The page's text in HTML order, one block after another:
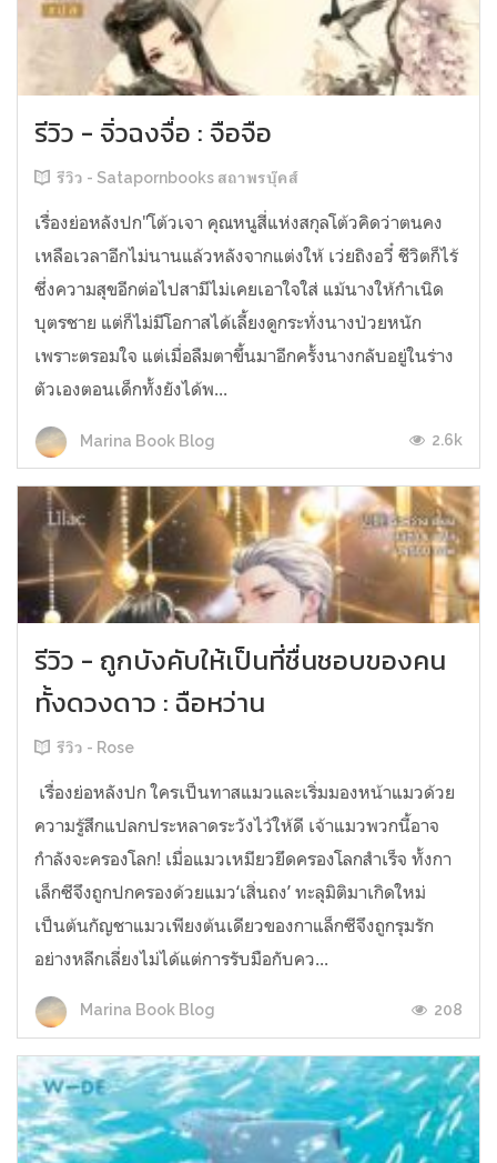
รีวิว - จิ่วฉงจื่อ : จือจือ
รีวิว - Satapornbooks สถาพรบุ๊คส์
เรื่องย่อหลังปก"โต้วเจา คุณหนูสี่แห่งสกุลโต้วคิดว่าตนคง
เหลือเวลาอีกไม่นานแล้วหลังจากแต่งให้ เว่ยถิงอวี๋ ชีวิตก็ไร้
ซึ่งความสุขอีกต่อไปสามีไม่เคยเอาใจใส่ แม้นางให้กำเนิด
บุตรชาย แต่ก็ไม่มีโอกาสได้เลี้ยงดูกระทั่งนางป่วยหนัก
เพราะตรอมใจ แต่เมื่อลืมตาขึ้นมาอีกครั้งนางกลับอยู่ในร่าง
ตัวเองตอนเด็กทั้งยังได้พ...
Marina Book Blog 2.6k
รีวิว - ถูกบังคับให้เป็นที่ชื่นชอบของคน
ทั้งดวงดาว : ฉือหว่าน
รีวิว - Rose
​ เรื่องย่อหลังปก ใครเป็นทาสแมวและเริ่มมองหน้าแมวด้วย
ความรู้สึกแปลกประหลาดระวังไว้ให้ดี เจ้าแมวพวกนี้อาจ
กำลังจะครองโลก! เมื่อแมวเหมียวยึดครองโลกสำเร็จ ทั้งกา
เล็กซีจึงถูกปกครองด้วยแมว‘เสิ่นถง’ ทะลุมิติมาเกิดใหม่
เป็นต้นกัญชาแมวเพียงต้นเดียวของกาแล็กซีจึงถูกรุมรัก
อย่างหลีกเลี่ยงไม่ได้แต่การรับมือกับคว...
Marina Book Blog 208